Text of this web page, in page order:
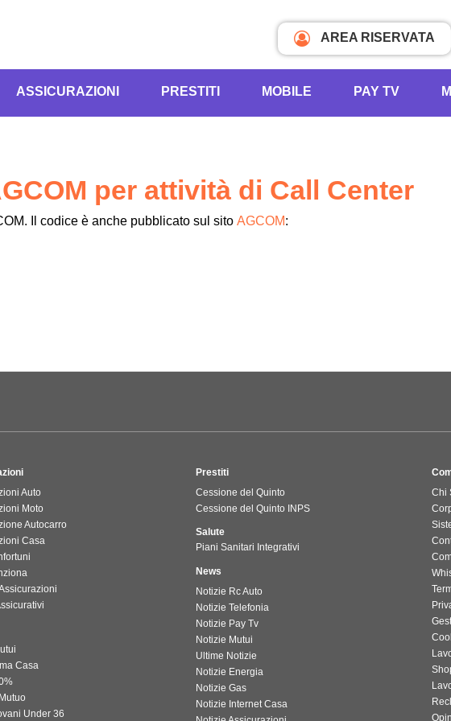
AREA RISERVATA
ASSICURAZIONI PRESTITI MOBILE PAY TV
per attività di Call Center
Il codice è anche pubblicato sul sito AGCOM:
Auto
Moto
Autocarro
Casa
Casa
Under 36
Prestiti
Cessione del Quinto
Cessione del Quinto INPS
Salute
Piani Sanitari Integrativi
News
Notizie Rc Auto
Notizie Telefonia
Notizie Pay Tv
Notizie Mutui
Ultime Notizie
Notizie Energia
Notizie Gas
Notizie Internet Casa
Chi